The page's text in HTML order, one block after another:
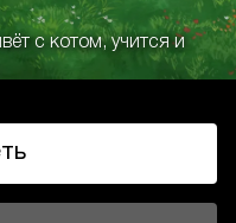
с котом, учится и